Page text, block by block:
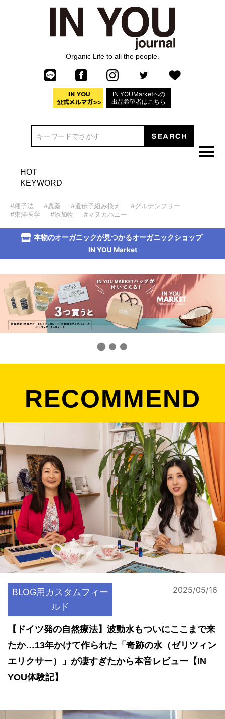
Organic Life to all the people.
IN YOUMarketへの
出品希望者はこちら
HOT
KEYWORD
#種子法 #農薬 #遺伝子組み換え
#グルテンフリー
#東洋医学
#添加物 #マヌカハニー
本物のオーガニックが見つかるオーガニックショップ
IN YOU Market
RECOMMEND
BLOG用カスタムフィー
ルド
2025/05/16
【ドイツ発の自然療法】波動水もついにここまで来
たか…13年かけて作られた「奇跡の水（ゼリツィン
エリクサー）」が凄すぎたから本音レビュー【IN
YOU体験記】